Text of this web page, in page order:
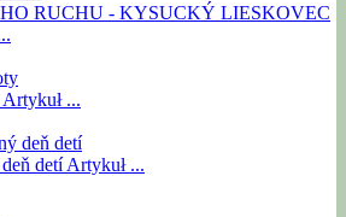
RUCHU - KYSUCKÝ LIESKOVEC
Artykuł ...
detíArtykuł ...